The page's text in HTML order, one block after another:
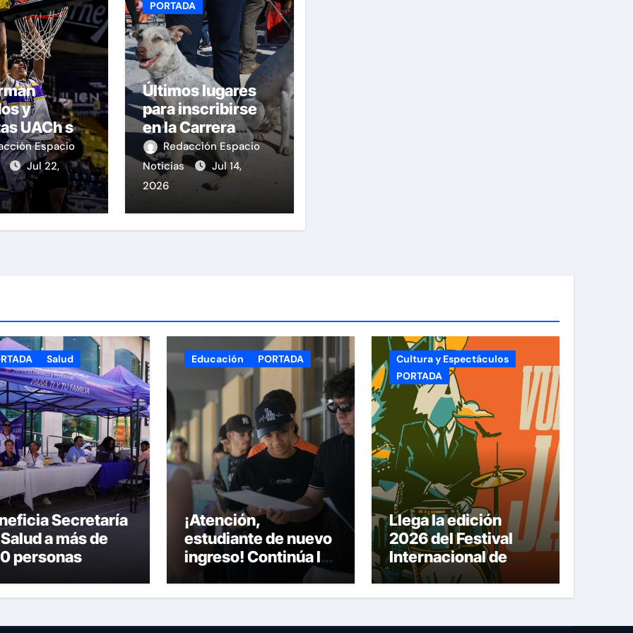
y
UACh su
en
ABE
Espacio
Jul 22,
PORTADA
Últimos lugares
para inscribirse
en la Carrera
«Dejando Huella»
Redacción Espacio
Noticias
Jul 14,
2026
Salud
Secretaría
a más de
personas
la Feria de la
en la Plaza de
Educación PORTADA
¡Atención,
estudiante de nuevo
ingreso! Continúa la
documentos en la
Cultura y Espectáculos
PORTADA
Llega la edición
2026 del Festival
Internacional de
Jazz Armando
Nuñez